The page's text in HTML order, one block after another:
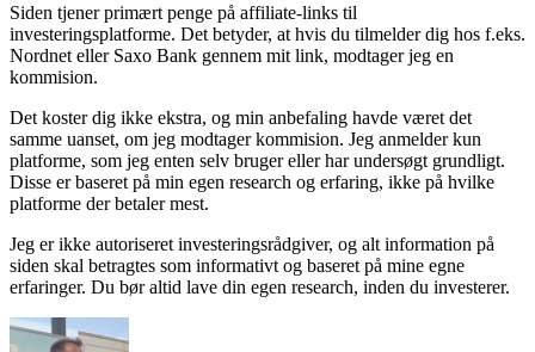
Siden tjener primært penge på affiliate-links til
investeringsplatforme. Det betyder, at hvis du tilmelder dig hos f.eks.
Nordnet eller Saxo Bank gennem mit link, modtager jeg en
kommision.
Det koster dig ikke ekstra, og min anbefaling havde været det
samme uanset, om jeg modtager kommision. Jeg anmelder kun
platforme, som jeg enten selv bruger eller har undersøgt grundligt.
Disse er baseret på min egen research og erfaring, ikke på hvilke
platforme der betaler mest.
Jeg er ikke autoriseret investeringsrådgiver, og alt information på
siden skal betragtes som informativt og baseret på mine egne
erfaringer. Du bør altid lave din egen research, inden du investerer.